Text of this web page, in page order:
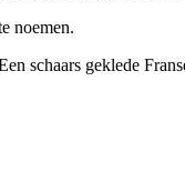
noemen.
schaars geklede